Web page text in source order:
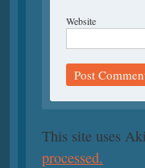
Website
This site uses
processed.